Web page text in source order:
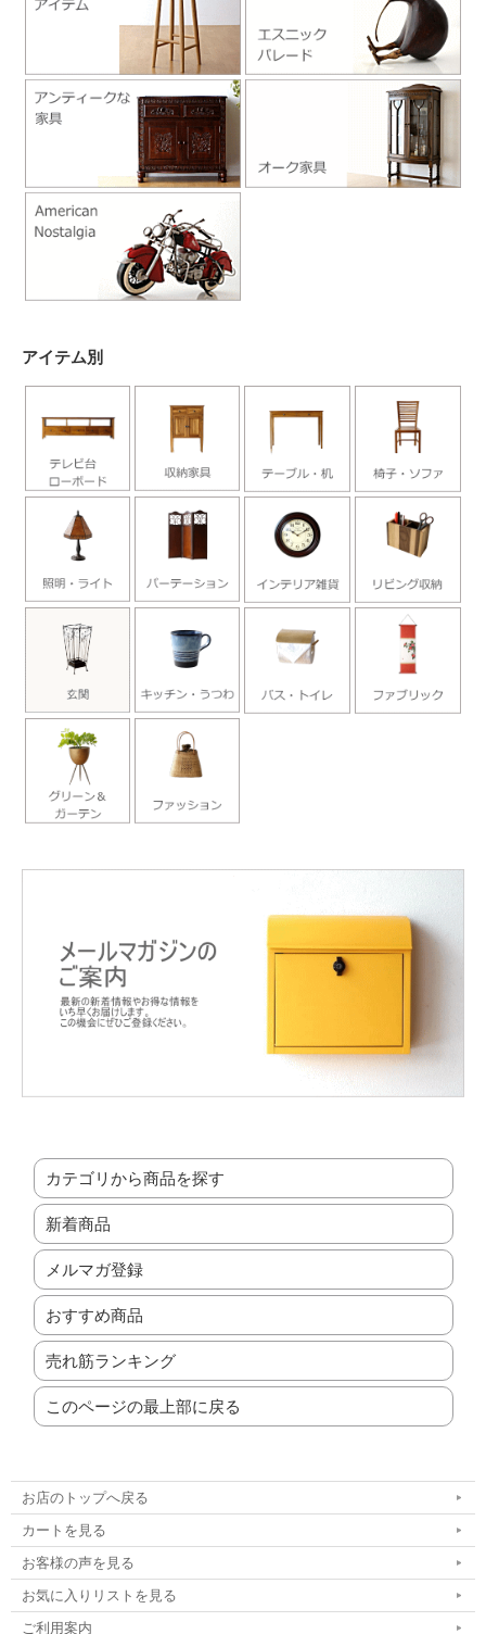
アイテム別
カテゴリから商品を探す
新着商品
メルマガ登録
おすすめ商品
売れ筋ランキング
このページの最上部に戻る
お店のトップへ戻る
カートを見る
お客様の声を見る
お気に入りリストを見る
ご利用案内